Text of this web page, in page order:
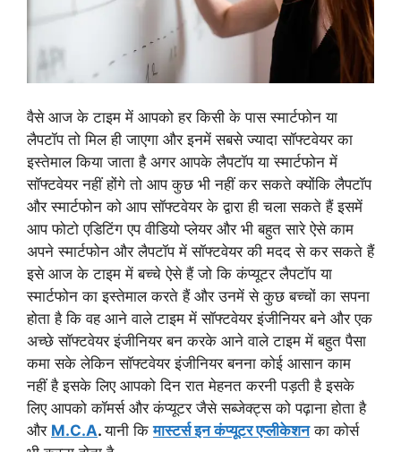
वैसे आज के टाइम में आपको हर किसी के पास स्मार्टफोन या
लैपटॉप तो मिल ही जाएगा और इनमें सबसे ज्यादा सॉफ्टवेयर का
इस्तेमाल किया जाता है अगर आपके लैपटॉप या स्मार्टफोन में
सॉफ्टवेयर नहीं होंगे तो आप कुछ भी नहीं कर सकते क्योंकि लैपटॉप
और स्मार्टफोन को आप सॉफ्टवेयर के द्वारा ही चला सकते हैं इसमें
आप फोटो एडिटिंग एप वीडियो प्लेयर और भी बहुत सारे ऐसे काम
अपने स्मार्टफोन और लैपटॉप में सॉफ्टवेयर की मदद से कर सकते हैं
इसे आज के टाइम में बच्चे ऐसे हैं जो कि कंप्यूटर लैपटॉप या
स्मार्टफोन का इस्तेमाल करते हैं और उनमें से कुछ बच्चों का सपना
होता है कि वह आने वाले टाइम में सॉफ्टवेयर इंजीनियर बने और एक
अच्छे सॉफ्टवेयर इंजीनियर बन करके आने वाले टाइम में बहुत पैसा
कमा सके लेकिन सॉफ्टवेयर इंजीनियर बनना कोई आसान काम
नहीं है इसके लिए आपको दिन रात मेहनत करनी पड़ती है इसके
लिए आपको कॉमर्स और कंप्यूटर जैसे सब्जेक्ट्स को पढ़ाना होता है
और M.C.A.यानी किमास्टर्स इन कंप्यूटर एप्लीकेशनका कोर्स